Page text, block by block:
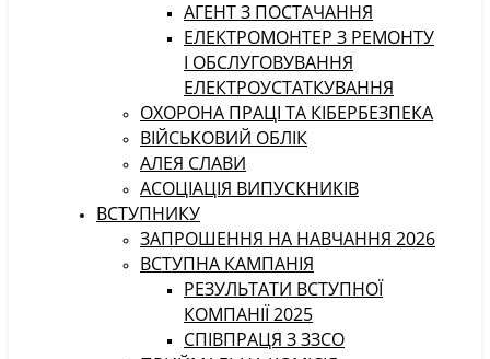
АГЕНТ З ПОСТАЧАННЯ
ЕЛЕКТРОМОНТЕР З РЕМОНТУ
І ОБСЛУГОВУВАННЯ
ЕЛЕКТРОУСТАТКУВАННЯ
ОХОРОНА ПРАЦІ ТА КІБЕРБЕЗПЕКА
ВІЙСЬКОВИЙ ОБЛІК
АЛЕЯ СЛАВИ
АСОЦІАЦІЯ ВИПУСКНИКІВ
ВСТУПНИКУ
ЗАПРОШЕННЯ НА НАВЧАННЯ 2026
ВСТУПНА КАМПАНІЯ
РЕЗУЛЬТАТИ ВСТУПНОЇ
КОМПАНІЇ 2025
СПІВПРАЦЯ З ЗЗСО